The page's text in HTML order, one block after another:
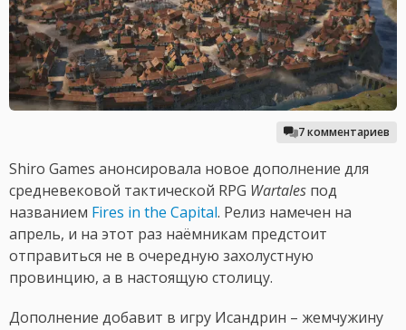
7 комментариев
Shiro Games анонсировала новое дополнение для
средневековой тактической RPG Wartales под
названием Fires in the Capital. Релиз намечен на
апрель, и на этот раз наёмникам предстоит
отправиться не в очередную захолустную
провинцию, а в настоящую столицу.
Дополнение добавит в игру Исандрин – жемчужину